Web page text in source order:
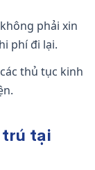
phải xin
phí đi lại.
thủ tục kinh
tại